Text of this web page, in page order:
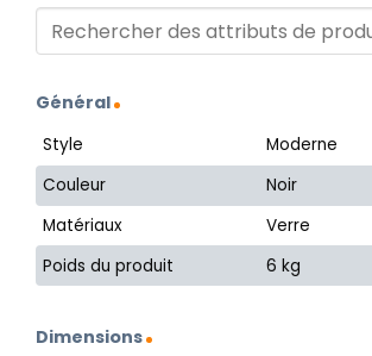
Général
Style
Moderne
Couleur
Noir
Matériaux
Verre
Poids du produit
6 kg
Dimensions